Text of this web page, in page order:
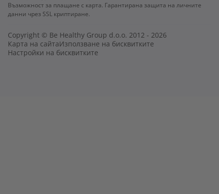
Възможност за плащане с карта. Гарантирана защита на личните
данни чрез SSL криптиране.
Copyright © Be Healthy Group d.o.o. 2012 - 2026
Карта на сайтаИзползване на бисквитките
Настройки на бисквитките